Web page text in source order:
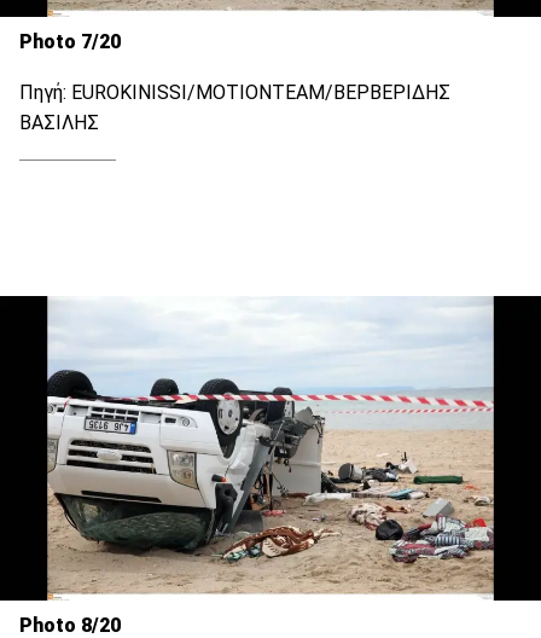
Photo 7/20
Πηγή: EUROKINISSI/ΜΟΤΙΟΝΤΕΑΜ/ΒΕΡΒΕΡΙΔΗΣ
ΒΑΣΙΛΗΣ
Photo 8/20